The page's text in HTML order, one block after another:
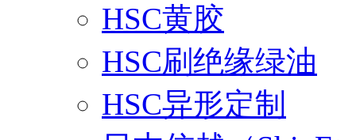
HSC黄胶
HSC刷绝缘绿油
HSC异形定制